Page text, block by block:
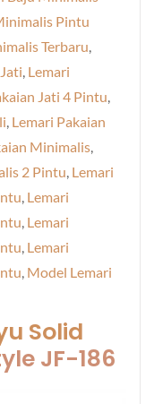
Pintu
Terbaru
Lemari
Jati 4 Pintu
Lemari Pakaian
Minimalis
2 Pintu Lemari
Lemari
Lemari
Lemari
Model Lemari
Solid
JF-186